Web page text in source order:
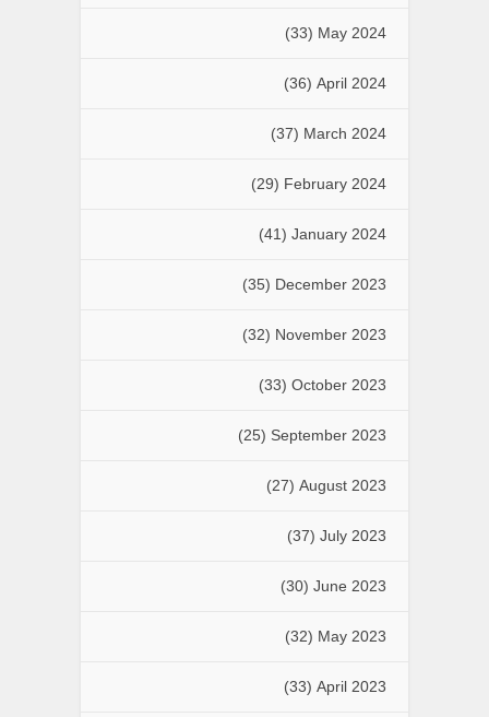
May 2024
(33)
April 2024
(36)
March 2024
(37)
February 2024
(29)
January 2024
(41)
December 2023
(35)
November 2023
(32)
October 2023
(33)
September 2023
(25)
August 2023
(27)
July 2023
(37)
June 2023
(30)
May 2023
(32)
April 2023
(33)